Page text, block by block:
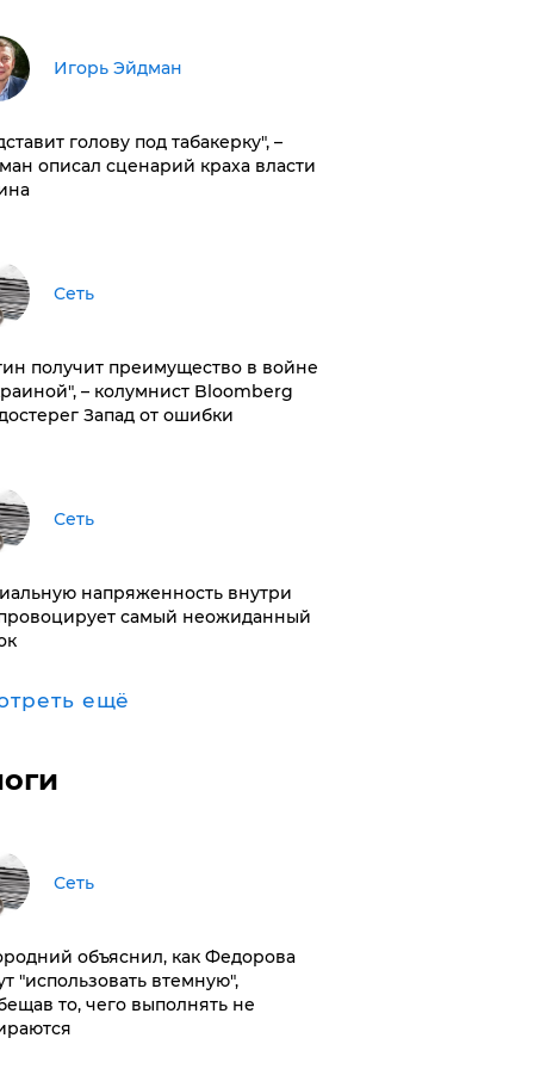
Игорь Эйдман
голову под табакерку", –
описал сценарий краха власти
Сеть
получит преимущество в войне
– колумнист Bloomberg
Запад от ошибки
Сеть
напряженность внутри
самый неожиданный
ещё
Сеть
объяснил, как Федорова
"использовать втемную",
то, чего выполнять не